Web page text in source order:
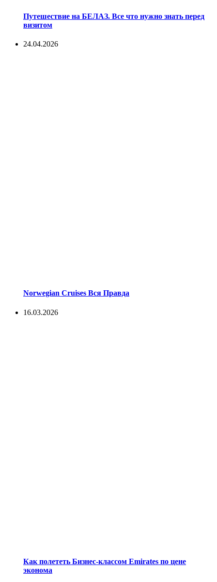
Путешествие на БЕЛАЗ. Все что нужно знать перед
визитом
24.04.2026
Norwegian Cruises Вся Правда
16.03.2026
Как полететь Бизнес-классом Emirates по цене
эконома